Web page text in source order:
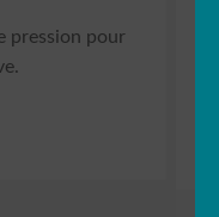
pression pour